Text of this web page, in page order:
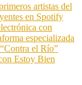
artistas del
en Spotify
con
especializada
el Río”
Estoy Bien